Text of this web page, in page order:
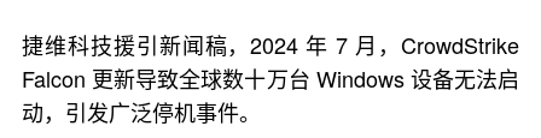
捷维科技援引新闻稿，2024 年 7 月，CrowdStrike
Falcon 更新导致全球数十万台 Windows 设备无法启
动，引发广泛停机事件。